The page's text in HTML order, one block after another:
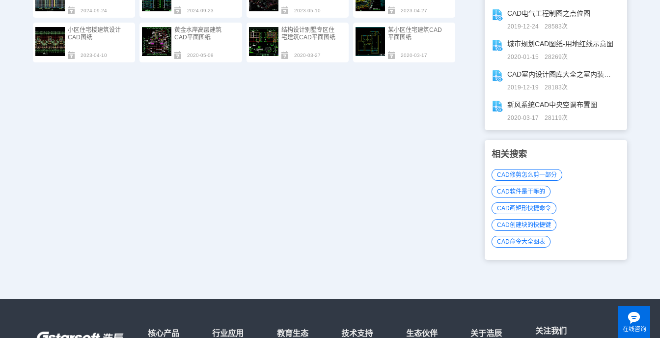
2024-09-24 2024-09-23 2023-05-10 2023-04-27
小区住宅楼建筑设计
CAD图纸
2023-04-10
黄金水岸高层建筑
CAD平面图纸
2020-05-09
结构设计别墅专区住
宅建筑CAD平面图纸
2020-03-27
某小区住宅建筑CAD
平面图纸
2020-03-17
CAD电气工程制图之点位图
2019-12-24 28583次
城市规划CAD图纸-用地红线示意图
2020-01-15 28269次
2019-12-19 28183次
新风系统CAD中央空调布置图
2020-03-17 28119次
相关搜索
CAD修剪怎么剪一部分
CAD软件是干嘛的
CAD画矩形快捷命令
CAD创建块的快捷键
CAD命令大全图表
核心产品 行业应用 教育生态 技术支持 生态伙伴 关于浩辰 关注我们 在线咨询